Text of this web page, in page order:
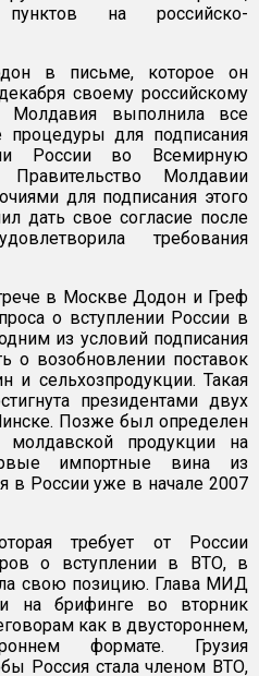
пунктов на российско-
в письме, которое он
своему российскому
Молдавия выполнила все
процедуры для подписания
России во Всемирную
Правительство Молдавии
для подписания этого
дать свое согласие после
требования
в Москве Додон и Греф
о вступлении России в
из условий подписания
о возобновлении поставок
сельхозпродукции. Такая
президентами двух
Позже был определен
продукции на
импортные вина из
в России уже в начале 2007
требует от России
о вступлении в ВТО, в
свою позицию. Глава МИД
на брифинге во вторник
как в двустороннем,
формате. Грузия
Россия стала членом ВТО,